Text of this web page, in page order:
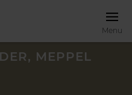
Menu
MEPPEL